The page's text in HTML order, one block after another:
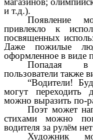
и т.д.).
Появление
привлекло к
посвященных
Даже пожилые
оформленное в виде
Попадая в
пользователи также
“Водители!
могут переходить
можно выразить по-
Поэт может
стихами можно
водителя за рулём
Художник